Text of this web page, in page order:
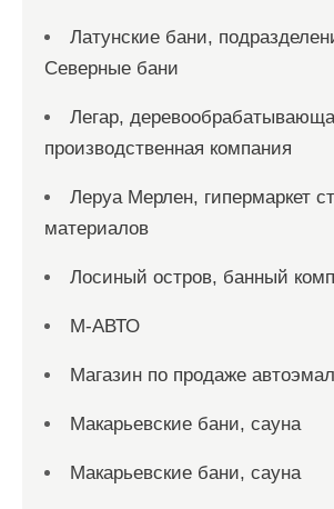
Латунские бани,
Северные бани
Легар,
производственная компания
Леруа Мерлен, гипермаркет
материалов
Лосиный остров, банный
М-АВТО
Магазин по продаже
Макарьевские бани, сауна
Макарьевские бани, сауна